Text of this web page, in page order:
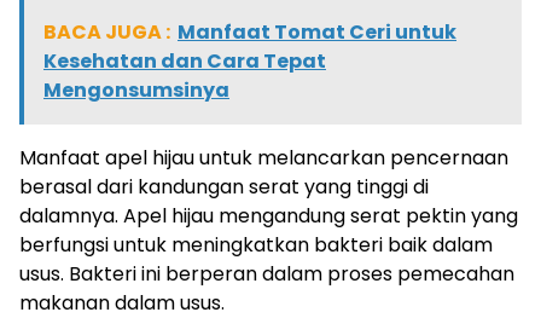
BACA JUGA : Manfaat Tomat Ceri untuk
Kesehatan dan Cara Tepat
Mengonsumsinya
Manfaat apel hijau untuk melancarkan pencernaan
berasal dari kandungan serat yang tinggi di
dalamnya. Apel hijau mengandung serat pektin yang
berfungsi untuk meningkatkan bakteri baik dalam
usus. Bakteri ini berperan dalam proses pemecahan
makanan dalam usus.